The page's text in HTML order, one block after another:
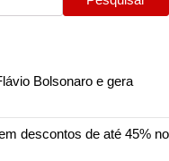
Bolsonaro e gera
descontos de até 45% no